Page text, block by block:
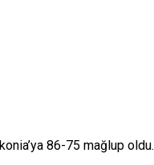
86-75 mağlup oldu.